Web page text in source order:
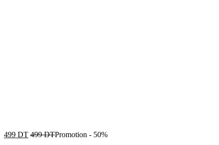
499 DT 499DTPromotion - 50%